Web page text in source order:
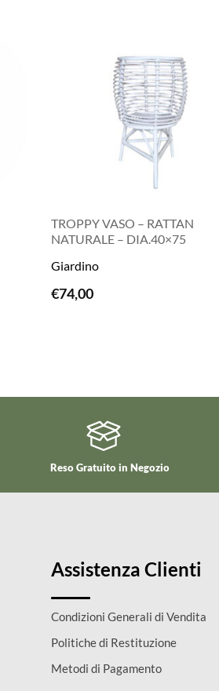
TROPPY VASO – RATTAN
NATURALE – DIA.40×75
Giardino
€74,00
Reso Gratuito in Negozio
Assistenza Clienti
Condizioni Generali di Vendita
Politiche di Restituzione
Metodi di Pagamento